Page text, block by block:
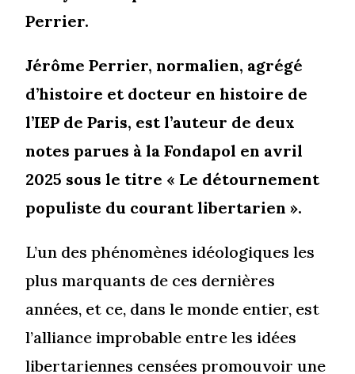
Perrier.
Jérôme Perrier, normalien, agrégé
d’histoire et docteur en histoire de
l’IEP de Paris, est l’auteur de deux
notes parues à la Fondapol en avril
2025 sous le titre « Le détournement
populiste du courant libertarien ».
L’un des phénomènes idéologiques les
plus marquants de ces dernières
années, et ce, dans le monde entier, est
l’alliance improbable entre les idées
libertariennes censées promouvoir une